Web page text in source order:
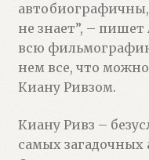
не знает”, –
всю
нем все, что
Киану Ривзом.
Киану Ривз –
самых загадочных